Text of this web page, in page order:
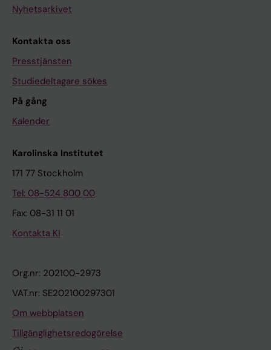
Nyhetsarkivet
Kontakta oss
Presstjänsten
Studiedeltagare sökes
På gång
Kalender
Karolinska Institutet
171 77 Stockholm
Tel: 08-524 800 00
Fax: 08-31 11 01
Kontakta KI
Org.nr: 202100-2973
VAT.nr: SE202100297301
Om webbplatsen
Tillgänglighetsredogörelse